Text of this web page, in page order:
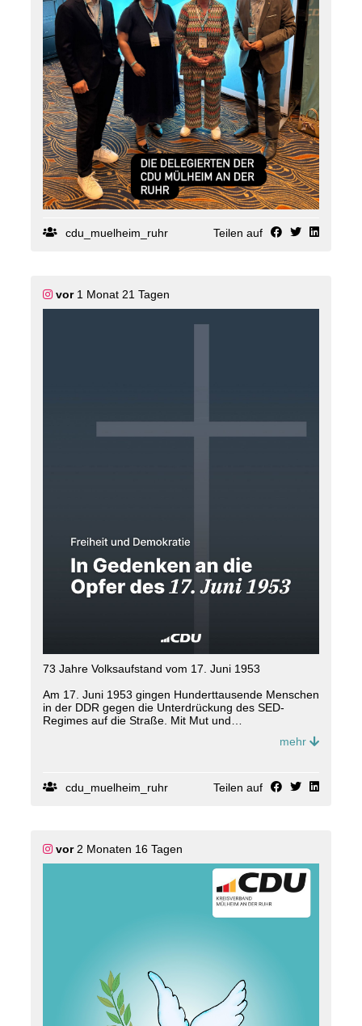
Ein weiterer Schwerpunkt seines politischen
Engagements lag im Bereich des Öffentlichen
Personennahverkehrs. Mehr als zwei Jahrzehnte
wirkte Wolfgang Michels in den Aufsichtsgremien der
Mülheimer Verkehrsgesellschaft (MVG) mit und
übernahm zeitweise, bis zu deren Fusion mit dem
Essener Nahverkehrsunternehmen EVAG zur
Ruhrbahn, auch den Vorsitz des Aufsichtsrates.
Für seine herausragenden Verdienste um die Stadt
Mülheim an der Ruhr wurde Wolfgang Michels bereits
im Jahr 2009 mit dem Ehrenring der Stadt
ausgezeichnet.
CDU-Kreisvorsitzende Astrid Timmermann-Fechter
MdB und CDU-Fraktionsvorsitzende Christina
"Wolfgang Michels hat die Mülheimer
Verbundenheit zu unserer Stadt getragen. Für sein
cdu_muelheim_ruhr Teilen auf
vor1 Monat 21 Tagen
73 Jahre Volksaufstand vom 17. Juni 1953
Am 17. Juni 1953 gingen Hunderttausende Menschen
in der DDR gegen die Unterdrückung des SED-
Regimes auf die Straße. Mit Mut und
Besatzungstruppen und der DDR-Volkspolizei brutal
niedergeschlagen. Tausende Menschen wurden
Dieser besondere Tag unserer Geschichte markierte
den Beginn einer Revolutionsbewegung, die weitere
Volksaufstände in Ostdeutschland und Osteuropa
nach sich zog. Er bleibt ein Symbol des Widerstands
gegen Unrecht, Unterdrückung und für den Kampf um
sich gegen das sozialistische Regime erhoben haben.
Ihr Mut mahnt uns, dass diese Werte nicht
selbstverständlich sind. Sie bilden das Fundament
unseres Staates und unserer Gesellschaft. Sie zu
mehr
cdu_muelheim_ruhr Teilen auf
vor2 Monaten 16 Tagen